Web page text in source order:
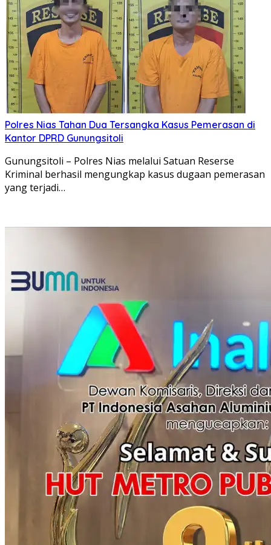
Polres Nias Tahan Dua Tersangka Kasus Pemerasan di
Kantor DPRD Gunungsitoli
Gunungsitoli – Polres Nias melalui Satuan Reserse
Kriminal berhasil mengungkap kasus dugaan pemerasan
yang terjadi…